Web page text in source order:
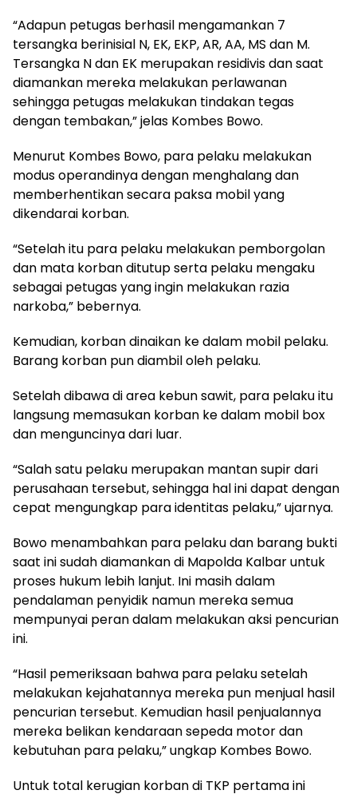
“Adapun petugas berhasil mengamankan 7
tersangka berinisial N, EK, EKP, AR, AA, MS dan M.
Tersangka N dan EK merupakan residivis dan saat
diamankan mereka melakukan perlawanan
sehingga petugas melakukan tindakan tegas
dengan tembakan,” jelas Kombes Bowo.
Menurut Kombes Bowo, para pelaku melakukan
modus operandinya dengan menghalang dan
memberhentikan secara paksa mobil yang
dikendarai korban.
“Setelah itu para pelaku melakukan pemborgolan
dan mata korban ditutup serta pelaku mengaku
sebagai petugas yang ingin melakukan razia
narkoba,” bebernya.
Kemudian, korban dinaikan ke dalam mobil pelaku.
Barang korban pun diambil oleh pelaku.
Setelah dibawa di area kebun sawit, para pelaku itu
langsung memasukan korban ke dalam mobil box
dan menguncinya dari luar.
“Salah satu pelaku merupakan mantan supir dari
perusahaan tersebut, sehingga hal ini dapat dengan
cepat mengungkap para identitas pelaku,” ujarnya.
Bowo menambahkan para pelaku dan barang bukti
saat ini sudah diamankan di Mapolda Kalbar untuk
proses hukum lebih lanjut. Ini masih dalam
pendalaman penyidik namun mereka semua
mempunyai peran dalam melakukan aksi pencurian
ini.
“Hasil pemeriksaan bahwa para pelaku setelah
melakukan kejahatannya mereka pun menjual hasil
pencurian tersebut. Kemudian hasil penjualannya
mereka belikan kendaraan sepeda motor dan
kebutuhan para pelaku,” ungkap Kombes Bowo.
Untuk total kerugian korban di TKP pertama ini